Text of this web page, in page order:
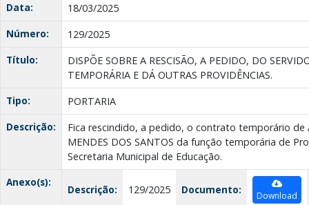
Data:
18/03/2025
Número:
129/2025
Título:
DISPÕE SOBRE A RESCISÃO, A PEDIDO, DO
TEMPORÁRIA E DÁ OUTRAS PROVIDÊNCIAS.
Tipo:
PORTARIA
Descrição:
Fica rescindido, a pedido, o contrato temporário de
MENDES DOS SANTOS da função temporária de
Secretaria Municipal de Educação.
Anexo(s):
Descrição: 129/2025 Documento: Download